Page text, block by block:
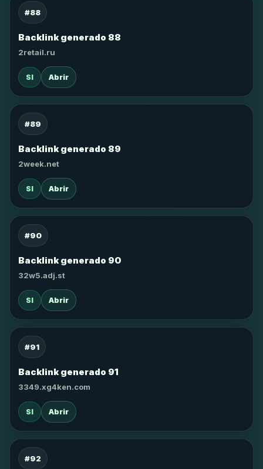
#88
Backlink generado 88
2retail.ru
SI Abrir
#89
Backlink generado 89
2week.net
SI Abrir
#90
Backlink generado 90
32w5.adj.st
SI Abrir
#91
Backlink generado 91
3349.xg4ken.com
SI Abrir
#92